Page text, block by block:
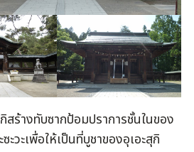
กิสร้างทับซากป้อมปราการชั้นในของ
ซะวะเพื่อให้เป็นที่บูชาของอุเอะสุกิ